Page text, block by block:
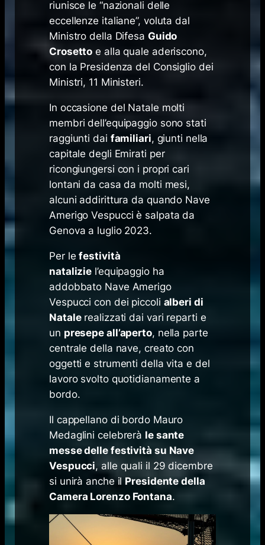
riunisce le “nazionali delle
eccellenze italiane”, voluta dal
Ministro della Difesa Guido
Crosetto e alla quale aderiscono,
con la Presidenza del Consiglio dei
Ministri, 11 Ministeri.
In occasione del Natale molti
membri dell’equipaggio sono stati
raggiunti dai familiari, giunti nella
capitale degli Emirati per
ricongiungersi con i propri cari
lontani da casa da molti mesi,
alcuni addirittura da quando Nave
Amerigo Vespucci è salpata da
Genova a luglio 2023.
Per lefestività
natalizie l’equipaggio ha
addobbato Nave Amerigo
Vespucci con dei piccoli alberi di
Natalerealizzati dai vari reparti e
un presepe all’aperto, nella parte
centrale della nave, creato con
oggetti e strumenti della vita e del
lavoro svolto quotidianamente a
bordo.
Il cappellano di bordo Mauro
Medaglini celebrerà le sante
messe delle festività su Nave
Vespucci, alle quali il 29 dicembre
si unirà anche il Presidente della
Camera Lorenzo Fontana.